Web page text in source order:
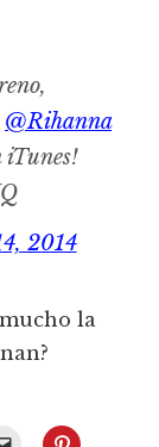
@Rihanna
iTunes!
2014
la